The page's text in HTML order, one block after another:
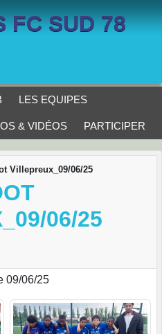
FC SUD 78
LES EQUIPES
& VIDÉOS PARTICIPER
Villepreux_09/06/25
06/25
09/06/25